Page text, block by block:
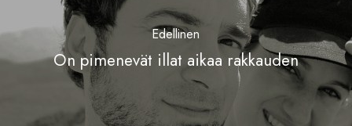
Edellinen
On pimenevät illat aikaa rakkauden